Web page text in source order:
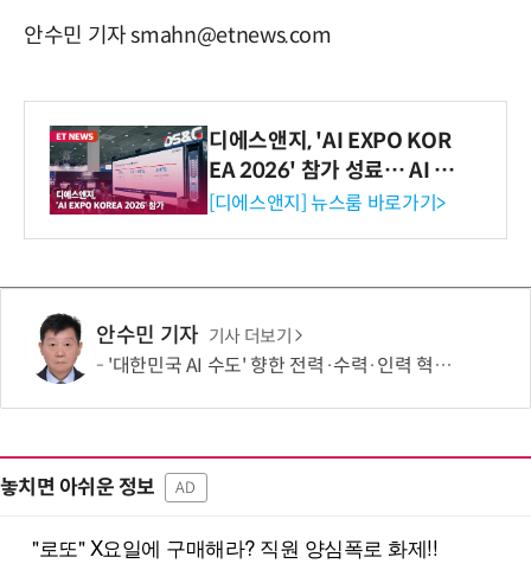
안수민 기자 smahn@etnews.com
디에스앤지, 'AI EXPO KOR
EA 2026' 참가 성료… AI 전
생애주기 아우르는 통합 솔루
[디에스앤지] 뉴스룸 바로가기>
안수민 기자 기사 더보기
'대한민국 AI 수도' 향한 전력·수력·인력 혁신 시동…'충남 3력 혁신 TF 회의 첫 개최
놓치면 아쉬운 정보 AD